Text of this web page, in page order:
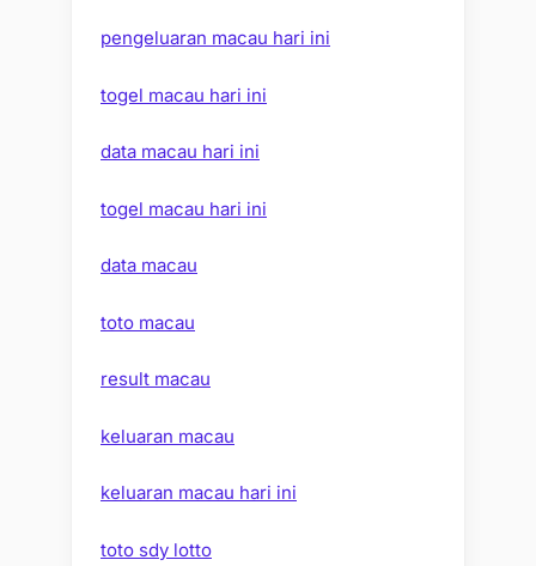
pengeluaran macau hari ini
togel macau hari ini
data macau hari ini
togel macau hari ini
data macau
toto macau
result macau
keluaran macau
keluaran macau hari ini
toto sdy lotto